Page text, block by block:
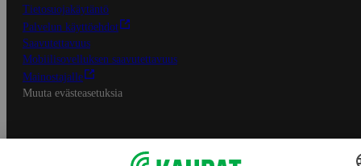
Tietosuojakäytäntö
Palvelun käyttöehdot
Saavutettavuus
Mobiilisovelluksen saavutettavuus
Mainostajalle
Muuta evästeasetuksia
S-ryhmän palvelut